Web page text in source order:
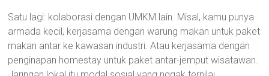
Satu lagi: kolaborasi dengan UMKM lain. Misal, kamu punya
armada kecil, kerjasama dengan warung makan untuk paket
makan antar ke kawasan industri. Atau kerjasama dengan
penginapan homestay untuk paket antar-jemput wisatawan.